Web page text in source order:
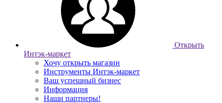
Открыть
Интэк-маркет
Хочу открыть магазин
Инструменты Интэк-маркет
Ваш успешный бизнес
Информация
Наши партнеры!